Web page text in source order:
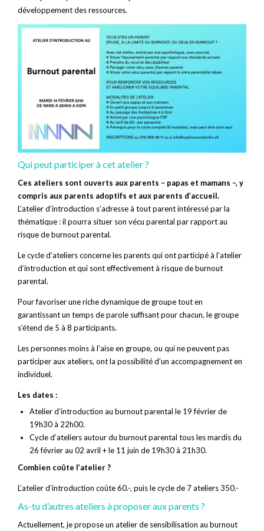
développement des ressources.
Qui peut participer à cet atelier ?
Ces ateliers sont ouverts aux parents – papas et mamans –, y
compris aux parents adoptifs et aux parents d’accueil.
L’atelier d’introduction s’adresse à tout parent intéressé par la
thématique : il pourra situer son vécu parental par rapport au
risque de burnout parental.
Le cycle d’ateliers concerne les parents qui ont participé à l’atelier
d’introduction et qui sont effectivement à risque de burnout
parental.
Pour favoriser une riche dynamique de groupe tout en
garantissant un temps de parole suffisant pour chacun, le groupe
s’étend de 5 à 8 participants.
Les personnes moins à l’aise en groupe, ou qui ne peuvent pas
participer aux ateliers, ont la possibilité d’un accompagnement en
individuel.
Les dates :
Atelier d’introduction au burnout parental le 19 février de
19h30 à 22h00.
Cycle d’ateliers autour du burnout parental tous les mardis du
26 février au 02 avril + le 11 juin de 19h30 à 21h30.
Combien coûte l’atelier ?
L’atelier d’introduction coûte 60.-, puis le cycle de 7 ateliers 350.-
As-tu d’autres ateliers à proposer aux parents ?
Actuellement, je propose un atelier de sensibilisation au burnout